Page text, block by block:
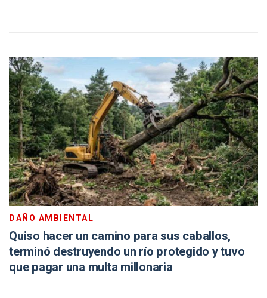
DAÑO AMBIENTAL
Quiso hacer un camino para sus caballos,
terminó destruyendo un río protegido y tuvo
que pagar una multa millonaria